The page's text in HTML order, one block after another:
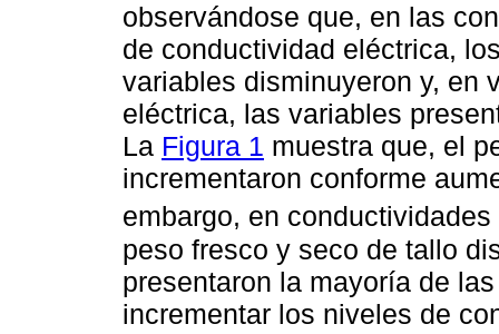
observándose que, en las
de conductividad eléctrica,
variables disminuyeron y, en
eléctrica, las variables
La Figura 1 muestra que, el
incrementaron conforme
embargo, en
peso fresco y seco de tallo
presentaron la mayoría de
incrementar los niveles de